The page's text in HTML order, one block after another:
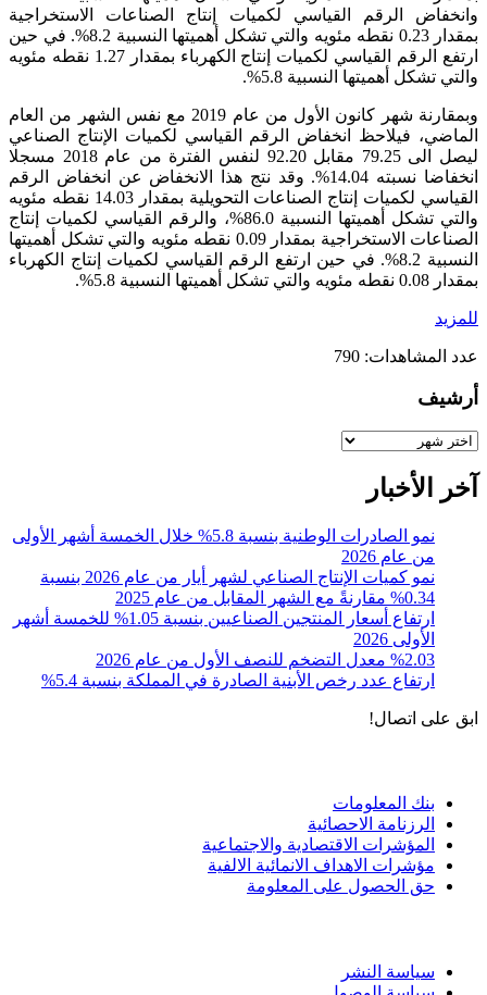
وانخفاض الرقم القياسي لكميات إنتاج الصناعات الاستخراجية
بمقدار 0.23 نقطه مئويه والتي تشكل أهميتها النسبية 8.2%. في حين
ارتفع الرقم القياسي لكميات إنتاج الكهرباء بمقدار 1.27 نقطه مئويه
والتي تشكل أهميتها النسبية 5.8%.
وبمقارنة شهر كانون الأول من عام 2019 مع نفس الشهر من العام
الماضي، فيلاحظ انخفاض الرقم القياسي لكميات الإنتاج الصناعي
ليصل الى 79.25 مقابل 92.20 لنفس الفترة من عام 2018 مسجلا
انخفاضا نسبته 14.04%. وقد نتج هذا الانخفاض عن انخفاض الرقم
القياسي لكميات إنتاج الصناعات التحويلية بمقدار 14.03 نقطه مئويه
والتي تشكل أهميتها النسبية 86.0%، والرقم القياسي لكميات إنتاج
الصناعات الاستخراجية بمقدار 0.09 نقطه مئويه والتي تشكل أهميتها
النسبية 8.2%. في حين ارتفع الرقم القياسي لكميات إنتاج الكهرباء
بمقدار 0.08 نقطه مئويه والتي تشكل أهميتها النسبية 5.8%.
للمزيد
عدد المشاهدات: 790
أرشيف
أرشيف
آخر الأخبار
نمو الصادرات الوطنية بنسبة 5.8% خلال الخمسة أشهر الأولى
من عام 2026
نمو كميات الإنتاج الصناعي لشهر أيار من عام 2026 بنسبة
0.34% مقارنةً مع الشهر المقابل من عام 2025
ارتفاع أسعار المنتجين الصناعيين بنسبة 1.05% للخمسة أشهر
الأولى 2026
%2.03 معدل التضخم للنصف الأول من عام 2026
ارتفاع عدد رخص الأبنية الصادرة في المملكة بنسبة 5.4%
ابق على اتصال!
بنك المعلومات
الرزنامة الاحصائية
المؤشرات الاقتصادية والاجتماعية
مؤشرات الاهداف الانمائية الالفية
حق الحصول على المعلومة
سياسة النشر